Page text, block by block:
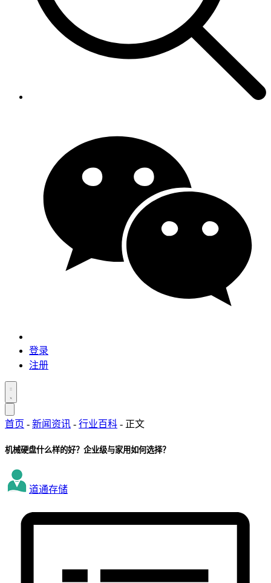
登录
注册
首页 - 新闻资讯 - 行业百科 - 正文
机械硬盘什么样的好？企业级与家用如何选择？
道通存储